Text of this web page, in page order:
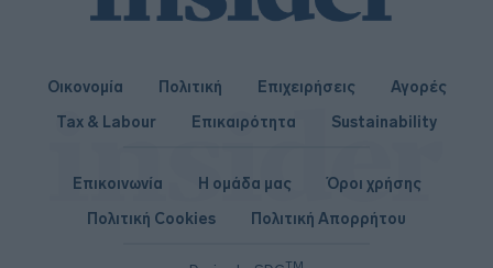
Οικονομία Πολιτική Επιχειρήσεις
Αγορές
Tax & Labour
Επικαιρότητα Sustainability
Επικοινωνία Η ομάδα μας
Όροι χρήσης
Πολιτική Cookies
Πολιτική Απορρήτου